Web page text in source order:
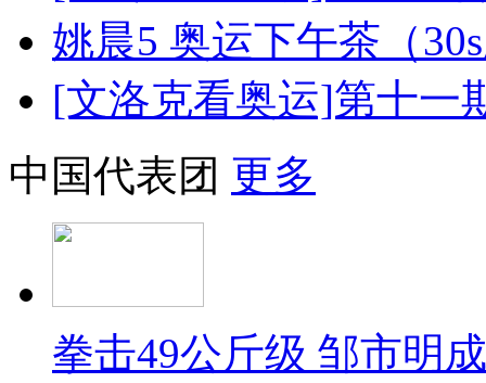
姚晨5 奥运下午茶（
[文洛克看奥运]第十一
中国代表团 更多
拳击49公斤级 邹市明